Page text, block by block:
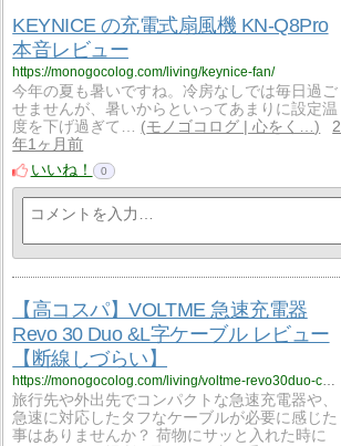
KEYNICE の充電式扇風機 KN-Q8Pro
本音レビュー
https://monogocolog.com/living/keynice-fan/
今年の夏も暑いですね。冷房なしでは毎日過ご
せませんが、暑いからといってあまりに設定温
度を下げ過ぎて…
モノゴコログ | 心をく…
2
年1ヶ月前
いいね！
0
【高コスパ】VOLTME 急速充電器
Revo 30 Duo &L字ケーブル レビュー
【断線しづらい】
https://monogocolog.com/living/voltme-revo30duo-cable/
旅行先や外出先でコンパクトな急速充電器や、
急速に対応したタフなケーブルが必要に感じた
事はありませんか？ 荷物にサッと入れた時に